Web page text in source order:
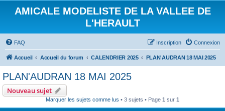
AMICALE MODELISTE DE LA VALLEE DE
L'HERAULT
FAQ Connexion
Inscription
Accueil Accueil du forum CALENDRIER 2025 PLAN'AUDRAN 18 MAI 2025
PLAN'AUDRAN 18 MAI 2025
Nouveau sujet
Marquer les sujets comme lus • 3 sujets • Page 1 sur 1